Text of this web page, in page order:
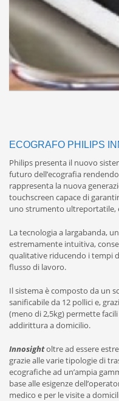
ECOGRAFO PHILIPS
Philips presenta il nuovo
futuro dell’ecografia
rappresenta la nuova
touchscreen capace di
uno strumento ultreportatile,
La tecnologia a largabanda,
estremamente intuitiva,
qualitative riducendo i tempi
flusso di lavoro.
Il sistema è composto da un
sanificabile da 12 pollici e,
(meno di 2,5kg) permette
addirittura a domicilio.
Innosightoltre ad essere
grazie alle varie tipologie di
ecografiche ad un’ampia
base alle esigenze
medico e per le visite a